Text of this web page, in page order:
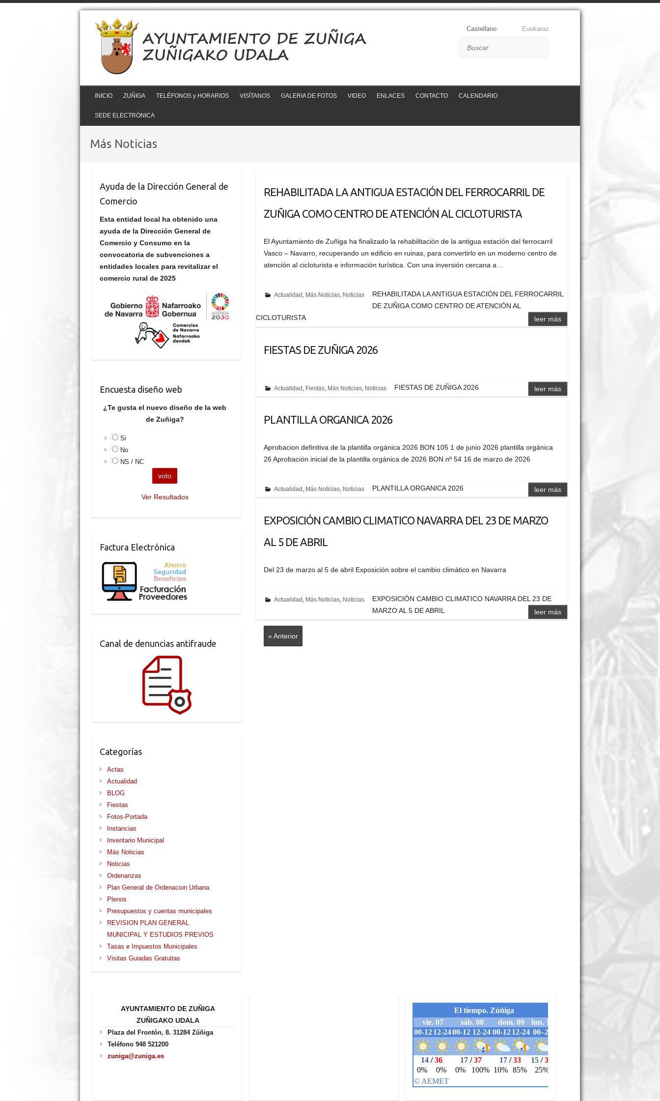
Castellano Euskaraz
INICIO ZUÑIGA TELÉFONOS y HORARIOS VISÍTANOS GALERIA DE FOTOS VIDEO ENLACES CONTACTO CALENDARIO
SEDE ELECTRÓNICA
Más Noticias
REHABILITADA LA ANTIGUA ESTACIÓN DEL FERROCARRIL DE
ZUÑIGA COMO CENTRO DE ATENCIÓN AL CICLOTURISTA
El Ayuntamiento de Zuñiga ha finalizado la rehabilitación de la antigua estación del ferrocarril
Vasco – Navarro, recuperando un edificio en ruinas, para convertirlo en un moderno centro de
atención al cicloturista e información turística. Con una inversión cercana a…
Actualidad , Más Noticias, Noticias
REHABILITADA LA ANTIGUA ESTACIÓN DEL FERROCARRIL
DE ZUÑIGA COMO CENTRO DE ATENCIÓN AL
CICLOTURISTA
leer más
FIESTAS DE ZUÑIGA 2026
Actualidad , Fiestas, Más Noticias, Noticias FIESTAS DE ZUÑIGA 2026 leer más
PLANTILLA ORGANICA 2026
Aprobacion definitiva de la plantilla orgánica 2026 BON 105 1 de junio 2026 plantilla orgánica
26 Aprobación inicial de la plantilla orgánica de 2026 BON nº 54 16 de marzo de 2026
Actualidad , Más Noticias, Noticias PLANTILLA ORGANICA 2026 leer más
EXPOSICIÓN CAMBIO CLIMATICO NAVARRA DEL 23 DE MARZO
AL 5 DE ABRIL
Del 23 de marzo al 5 de abril Exposición sobre el cambio climático en Navarra
Actualidad , Más Noticias, Noticias
EXPOSICIÓN CAMBIO CLIMATICO NAVARRA DEL 23 DE
MARZO AL 5 DE ABRIL
leer más
« Anterior
Ayuda de la Dirección General de
Comercio
Esta entidad local ha obtenido una
ayuda de la Dirección General de
Comercio y Consumo en la
convocatoria de subvenciones a
entidades locales para revitalizar el
comercio rural de 2025
Encuesta diseño web
¿Te gusta el nuevo diseño de la web
de Zuñiga?
Si
No
NS / NC
Ver Resultados
Factura Electrónica
Canal de denuncias antifraude
Categorías
Actas
Actualidad
BLOG
Fiestas
Fotos-Portada
Instancias
Inventario Municipal
Más Noticias
Noticias
Ordenanzas
Plan General de Ordenacion Urbana
Plenos
Presupuestos y cuentas municipales
REVISION PLAN GENERAL
MUNICIPAL Y ESTUDIOS PREVIOS
Tasas e Impuestos Municipales
Visitas Guiadas Gratuitas
AYUNTAMIENTO DE ZUÑIGA
ZUÑIGAKO UDALA
Plaza del Frontón, 8. 31284 Zúñiga
Teléfono 948 521200
zuniga@zuniga.es